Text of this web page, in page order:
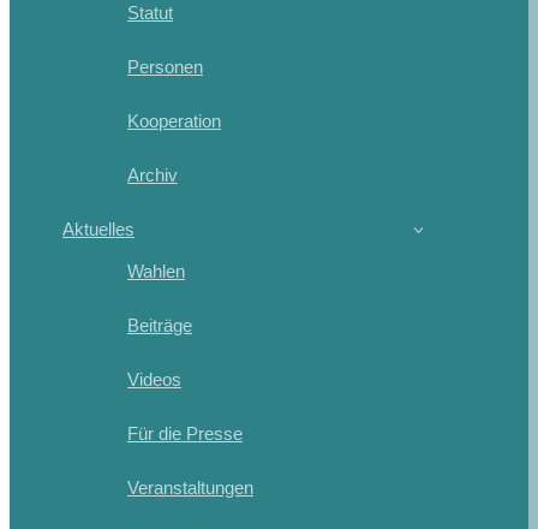
Statut
Personen
Kooperation
Archiv
Aktuelles
Wahlen
Beiträge
Videos
Für die Presse
Veranstaltungen